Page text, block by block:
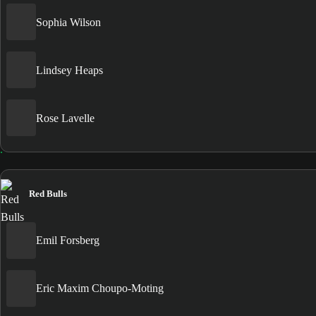
Sophia Wilson
Lindsey Heaps
Rose Lavelle
Red Bulls
Emil Forsberg
Eric Maxim Choupo-Moting